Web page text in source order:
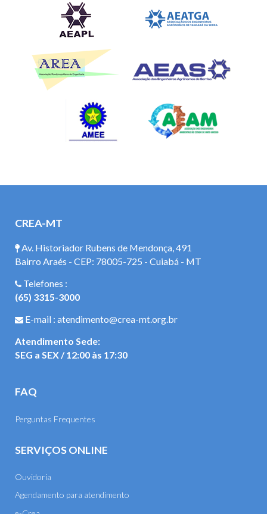
CREA-MT
Av. Historiador Rubens de Mendonça, 491
Bairro Araés - CEP: 78005-725 - Cuiabá - MT
Telefones :
(65) 3315-3000
E-mail : atendimento@crea-mt.org.br
Atendimento Sede:
SEG a SEX / 12:00 às 17:30
FAQ
Perguntas Frequentes
SERVIÇOS ONLINE
Ouvidoria
Agendamento para atendimento